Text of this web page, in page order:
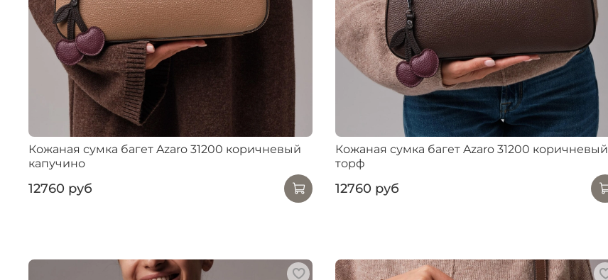
Кожаная сумка багет Azaro 31200 коричневый
капучино
12760 руб
Кожаная сумка багет Azaro 31200 коричневый
торф
12760 руб